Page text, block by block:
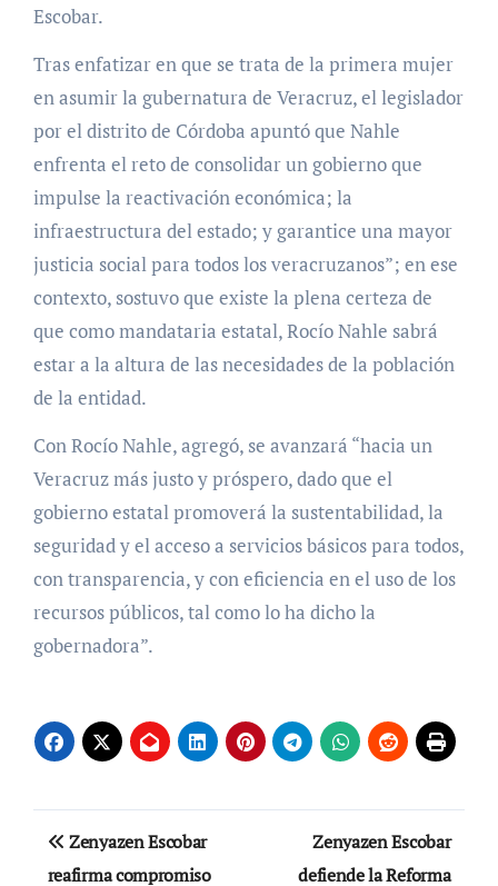
Escobar.
Tras enfatizar en que se trata de la primera mujer
en asumir la gubernatura de Veracruz, el legislador
por el distrito de Córdoba apuntó que Nahle
enfrenta el reto de consolidar un gobierno que
impulse la reactivación económica; la
infraestructura del estado; y garantice una mayor
justicia social para todos los veracruzanos”; en ese
contexto, sostuvo que existe la plena certeza de
que como mandataria estatal, Rocío Nahle sabrá
estar a la altura de las necesidades de la población
de la entidad.
Con Rocío Nahle, agregó, se avanzará “hacia un
Veracruz más justo y próspero, dado que el
gobierno estatal promoverá la sustentabilidad, la
seguridad y el acceso a servicios básicos para todos,
con transparencia, y con eficiencia en el uso de los
recursos públicos, tal como lo ha dicho la
gobernadora”.
Navegación
de
Zenyazen Escobar
reafirma compromiso
Zenyazen Escobar
defiende la Reforma